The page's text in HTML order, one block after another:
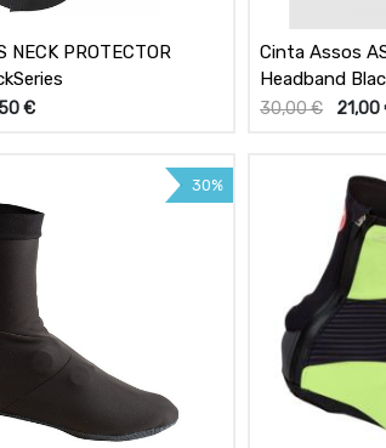
NECK PROTECTOR
€
Cinta Assos
Headband
30,00€ 21,00
30%